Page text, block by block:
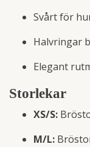
Svårt för
Halvringar
Elegant
Storlekar
XS/S:
M/L: